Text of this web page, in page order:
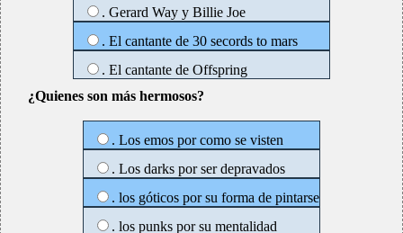
. Gerard Way y Billie Joe
. El cantante de 30 secords to mars
. El cantante de Offspring
¿Quienes son más hermosos?
. Los emos por como se visten
. Los darks por ser depravados
. los góticos por su forma de pintarse
. los punks por su mentalidad